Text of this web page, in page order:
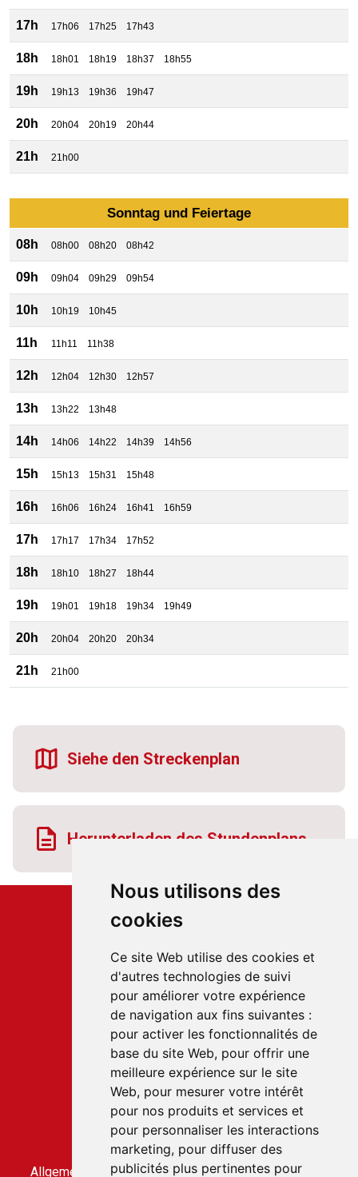
Nous utilisons des
cookies
Ce site Web utilise des cookies et
d'autres technologies de suivi
pour améliorer votre expérience
de navigation aux fins suivantes :
pour activer les fonctionnalités de
base du site Web, pour offrir une
meilleure expérience sur le site
Web, pour mesurer votre intérêt
pour nos produits et services et
pour personnaliser les interactions
marketing, pour diffuser des
publicités plus pertinentes pour
17h 17h06 17h25 17h43
18h 18h01 18h19 18h37 18h55
19h 19h13 19h36 19h47
20h 20h04 20h19 20h44
21h 21h00
Sonntag und Feiertage
08h 08h00 08h20 08h42
09h 09h04 09h29 09h54
10h 10h19 10h45
11h 11h11 11h38
12h 12h04 12h30 12h57
13h 13h22 13h48
14h 14h06 14h22 14h39 14h56
15h 15h13 15h31 15h48
16h 16h06 16h24 16h41 16h59
17h 17h17 17h34 17h52
18h 18h10 18h27 18h44
19h 19h01 19h18 19h34 19h49
20h 20h04 20h20 20h34
21h 21h00
Siehe den Streckenplan
Herunterladen des Stundenplans
Service client
22 rue du Gabian
98000 MONACO
T.+377 97 70 22 22
Accès rapides
Kontaktieren Sie uns
Allgemeine Geschäftsbedingungen
Allgemeine Nutzungsbedingung
Allgemeine Geschäftsbedingungen für den CLICBUS-